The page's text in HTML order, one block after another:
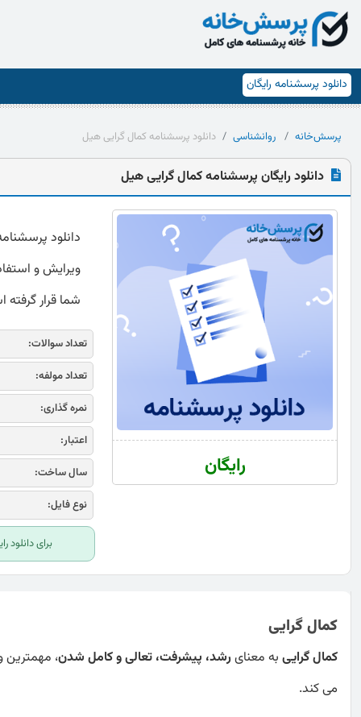
دانلود پرسشنامه رایگان
پرسش‌خانه روانشناسی دانلود پرسشنامه کمال گرایی هیل
دانلود رایگان پرسشنامه کمال گرایی هیل
رایگان
ویرایش و
شما قرار
تعداد سوالات:
تعداد مولفه:
نمره گذاری:
اعتبار:
سال ساخت:
نوع فایل:
برای
کمال گرایی
کمال‌ گراییبه معنایرشد، پیشرفت، تعالی و کامل‌‏ شدن، مهمترین
می‌ ‏کند.